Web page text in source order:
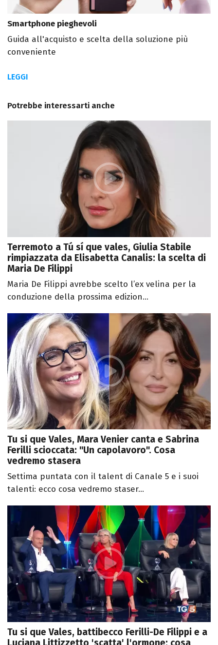
Smartphone pieghevoli
Guida all'acquisto e scelta della soluzione più
conveniente
LEGGI
Potrebbe interessarti anche
Terremoto a Tú sí que vales, Giulia Stabile
rimpiazzata da Elisabetta Canalis: la scelta di
Maria De Filippi
Maria De Filippi avrebbe scelto l’ex velina per la
conduzione della prossima edizion...
Tu si que Vales, Mara Venier canta e Sabrina
Ferilli scioccata: "Un capolavoro". Cosa
vedremo stasera
Settima puntata con il talent di Canale 5 e i suoi
talenti: ecco cosa vedremo staser...
Tu si que Vales, battibecco Ferilli-De Filippi e a